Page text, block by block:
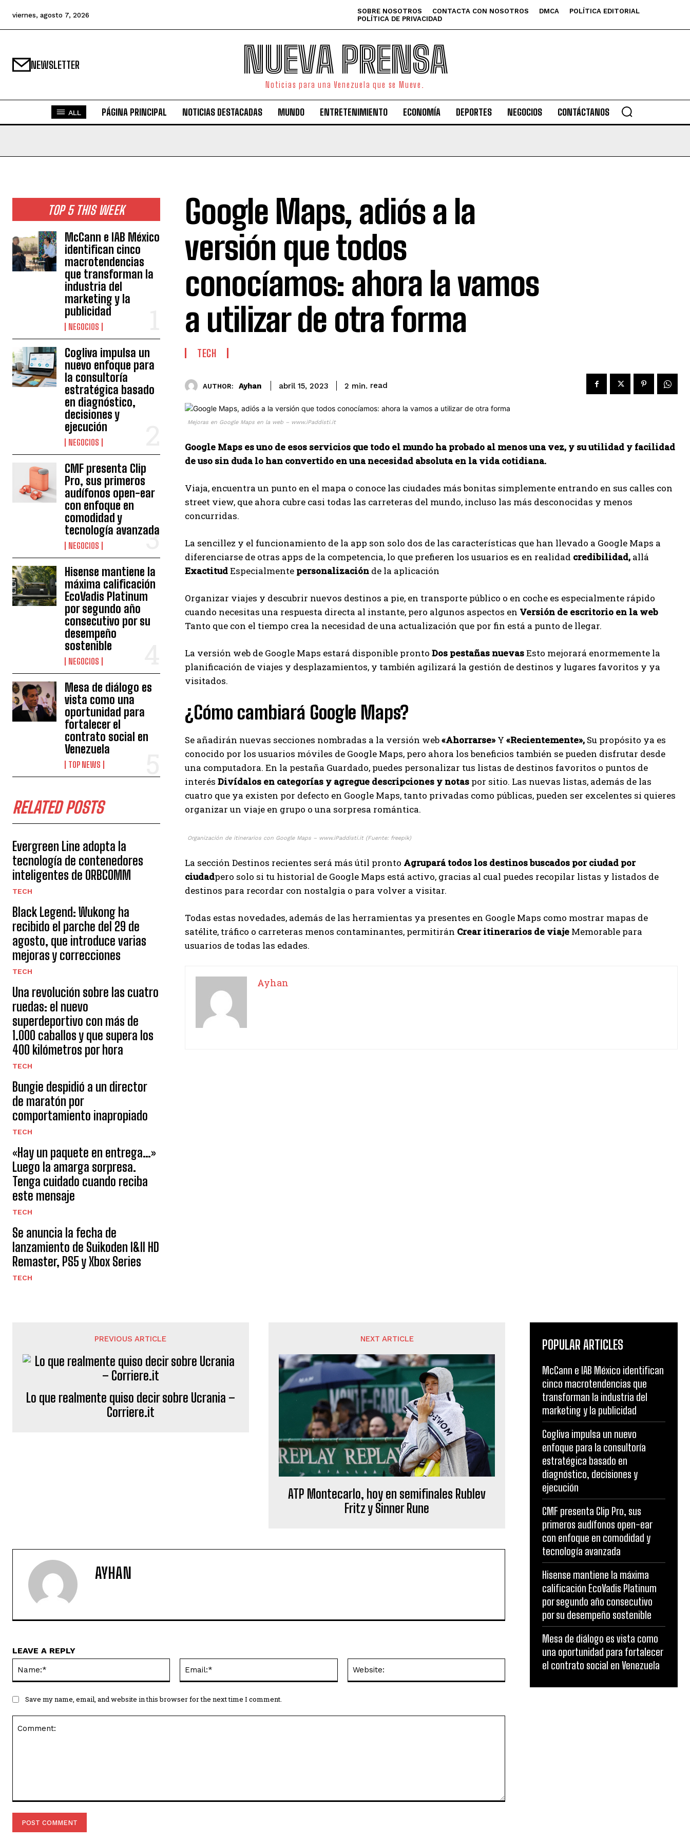
I WANT IN
Ayhan
viernes, agosto 7, 2026 SOBRE NOSOTROS CONTACTA CON NOSOTROS DMCA
POLÍTICA EDITORIAL
POLÍTICA DE PRIVACIDAD
NEWSLETTER NUEVA PRENSA
Noticias para una Venezuela que se Mueve.
ALL PÁGINA PRINCIPAL NOTICIAS DESTACADAS MUNDO ENTRETENIMIENTO ECONOMÍA DEPORTES NEGOCIOS CONTÁCTANOS
TOP 5 THIS WEEK
McCann e IAB México
identifican cinco
macrotendencias
que transforman la
industria del
marketing y la
publicidad
NEGOCIOS
Cogliva impulsa un
nuevo enfoque para
la consultoría
estratégica basado
en diagnóstico,
decisiones y
ejecución
NEGOCIOS
CMF presenta Clip
Pro, sus primeros
audífonos open-ear
con enfoque en
comodidad y
tecnología avanzada
NEGOCIOS
Hisense mantiene la
máxima calificación
EcoVadis Platinum
por segundo año
consecutivo por su
desempeño
sostenible
NEGOCIOS
Mesa de diálogo es
vista como una
oportunidad para
fortalecer el
contrato social en
Venezuela
TOP NEWS
RELATED POSTS
Evergreen Line adopta la
tecnología de contenedores
inteligentes de ORBCOMM
TECH
Black Legend: Wukong ha
recibido el parche del 29 de
agosto, que introduce varias
mejoras y correcciones
TECH
Una revolución sobre las cuatro
ruedas: el nuevo
superdeportivo con más de
1.000 caballos y que supera los
400 kilómetros por hora
TECH
Bungie despidió a un director
de maratón por
comportamiento inapropiado
TECH
«Hay un paquete en entrega…»
Luego la amarga sorpresa.
Tenga cuidado cuando reciba
este mensaje
TECH
Se anuncia la fecha de
lanzamiento de Suikoden I&II HD
Remaster, PS5 y Xbox Series
TECH
Google Maps, adiós a la
versión que todos
conocíamos: ahora la vamos
a utilizar de otra forma
TECH
AUTHOR: Ayhan abril 15, 2023 2 min. read
Mejoras en Google Maps en la web – www.iPaddisti.it
Google Maps es uno de esos servicios que todo el mundo ha probado al menos una vez, y su utilidad y facilidad
de uso sin duda lo han convertido en una necesidad absoluta en la vida cotidiana.
Viaja, encuentra un punto en el mapa o conoce las ciudades más bonitas simplemente entrando en sus calles con
street view, que ahora cubre casi todas las carreteras del mundo, incluso las más desconocidas y menos
concurridas.
La sencillez y el funcionamiento de la app son solo dos de las características que han llevado a Google Maps a
diferenciarse de otras apps de la competencia, lo que prefieren los usuarios es en realidad credibilidad, allá
ExactitudEspecialmente personalización de la aplicación
Organizar viajes y descubrir nuevos destinos a pie, en transporte público o en coche es especialmente rápido
cuando necesitas una respuesta directa al instante, pero algunos aspectos en Versión de escritorio en la web
Tanto que con el tiempo crea la necesidad de una actualización que por fin está a punto de llegar.
La versión web de Google Maps estará disponible pronto Dos pestañas nuevasEsto mejorará enormemente la
planificación de viajes y desplazamientos, y también agilizará la gestión de destinos y lugares favoritos y ya
visitados.
¿Cómo cambiará Google Maps?
Se añadirán nuevas secciones nombradas a la versión web«Ahorrarse»Y «Recientemente», Su propósito ya es
conocido por los usuarios móviles de Google Maps, pero ahora los beneficios también se pueden disfrutar desde
una computadora. En la pestaña Guardado, puedes personalizar tus listas de destinos favoritos o puntos de
interés Divídalos en categorías y agregue descripciones y notas por sitio. Las nuevas listas, además de las
cuatro que ya existen por defecto en Google Maps, tanto privadas como públicas, pueden ser excelentes si quieres
organizar un viaje en grupo o una sorpresa romántica.
Organización de itinerarios con Google Maps – www.iPaddisti.it (Fuente: freepik)
La sección Destinos recientes será más útil pronto Agrupará todos los destinos buscados por ciudad por
ciudadpero solo si tu historial de Google Maps está activo, gracias al cual puedes recopilar listas y listados de
destinos para recordar con nostalgia o para volver a visitar.
Todas estas novedades, además de las herramientas ya presentes en Google Maps como mostrar mapas de
satélite, tráfico o carreteras menos contaminantes, permitirán Crear itinerarios de viaje Memorable para
usuarios de todas las edades.
Ayhan
PREVIOUS ARTICLE
Lo que realmente quiso decir sobre Ucrania –
Corriere.it
NEXT ARTICLE
ATP Montecarlo, hoy en semifinales Rublev
Fritz y Sinner Rune
AYHAN
LEAVE A REPLY
Save my name, email, and website in this browser for the next time I comment.
POPULAR ARTICLES
McCann e IAB México identifican
cinco macrotendencias que
transforman la industria del
marketing y la publicidad
Cogliva impulsa un nuevo
enfoque para la consultoría
estratégica basado en
diagnóstico, decisiones y
ejecución
CMF presenta Clip Pro, sus
primeros audífonos open-ear
con enfoque en comodidad y
tecnología avanzada
Hisense mantiene la máxima
calificación EcoVadis Platinum
por segundo año consecutivo
por su desempeño sostenible
Mesa de diálogo es vista como
una oportunidad para fortalecer
el contrato social en Venezuela